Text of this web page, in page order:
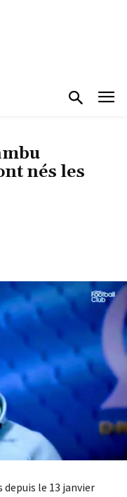
nés les
le 13 janvier